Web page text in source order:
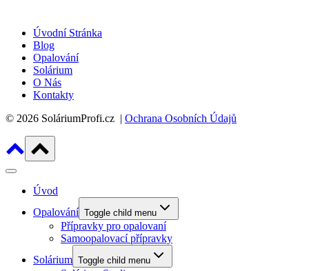
Úvodní Stránka
Blog
Opalování
Solárium
O Nás
Kontakty
© 2026 SoláriumProfi.cz | Ochrana Osobních Údajů
Úvod
Opalování Toggle child menu
Přípravky pro opalovaní
Samoopalovací přípravky
Solárium Toggle child menu